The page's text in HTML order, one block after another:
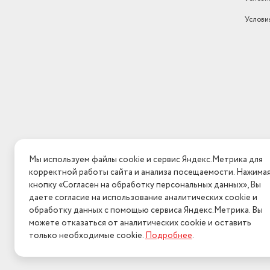
Мы используем файлы cookie и сервис Яндекс.Метрика для
корректной работы сайта и анализа посещаемости. Нажимая
кнопку «Согласен на обработку персональных данных», Вы
даете согласие на использование аналитических cookie и
обработку данных с помощью сервиса Яндекс.Метрика. Вы
можете отказаться от аналитических cookie и оставить
только необходимые cookie.Подробнее.